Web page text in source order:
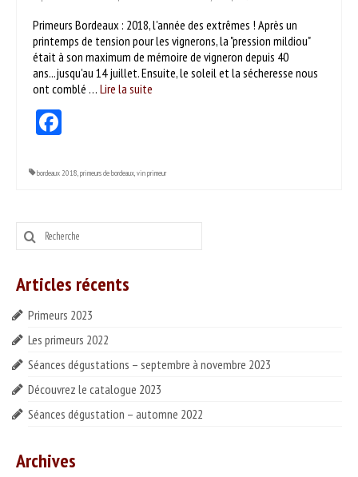
Notre offre
Catalogue des vins HT
Primeurs Bordeaux : 2018, l'année des extrêmes ! Après un
printemps de tension pour les vignerons, la "pression mildiou"
était à son maximum de mémoire de vigneron depuis 40
ans...jusqu'au 14 juillet. Ensuite, le soleil et la sécheresse nous
ont comblé … Lire la suite­­
bordeaux 2018,primeurs de bordeaux,vin primeur
Rechercher
:
Articles récents
Primeurs 2023
Les primeurs 2022
Séances dégustations – septembre à novembre 2023
Découvrez le catalogue 2023
Séances dégustation – automne 2022
Archives